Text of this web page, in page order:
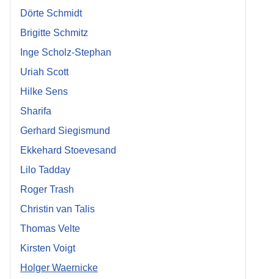
Dörte Schmidt
Brigitte Schmitz
Inge Scholz-Stephan
Uriah Scott
Hilke Sens
Sharifa
Gerhard Siegismund
Ekkehard Stoevesand
Lilo Tadday
Roger Trash
Christin van Talis
Thomas Velte
Kirsten Voigt
Holger Waernicke